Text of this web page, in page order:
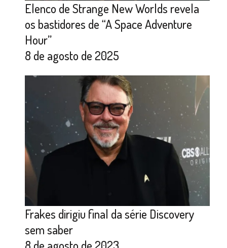
Elenco de Strange New Worlds revela
os bastidores de “A Space Adventure
Hour”
8 de agosto de 2025
Frakes dirigiu final da série Discovery
sem saber